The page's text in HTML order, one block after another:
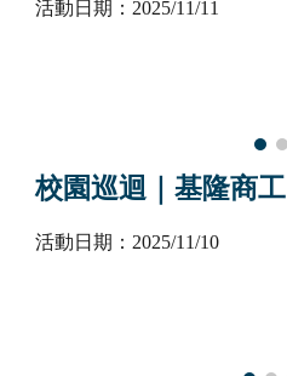
活動日期：2025/1 1/11
校園巡迴｜基隆商工
活動日期：2025/1 1/10